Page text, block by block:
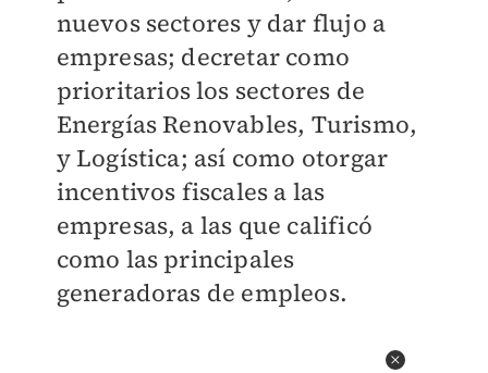
nuevos sectores y dar flujo a
empresas; decretar como
prioritarios los sectores de
Energías Renovables, Turismo,
y Logística; así como otorgar
incentivos fiscales a las
empresas, a las que calificó
como las principales
generadoras de empleos.